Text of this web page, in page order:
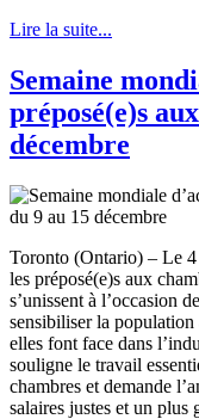
Lire la suite...
Semaine
préposé(e)s
décembre
Toronto (Ontario) – Le
les préposé(e)s aux
s’unissent à l’occasion
sensibiliser la
elles font face dans
souligne le travail
chambres et demande
salaires justes et un plus